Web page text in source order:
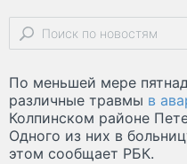
По меньшей мере
различные травмы в
Колпинском районе
Одного из них в
этом сообщает РБК.